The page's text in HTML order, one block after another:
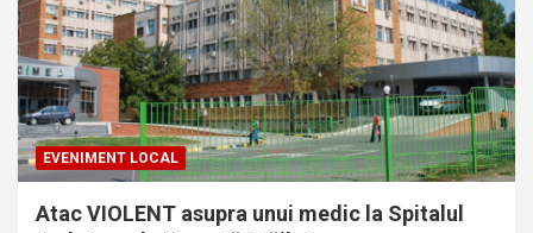
EVENIMENT LOCAL
Atac VIOLENT asupra unui medic la Spitalul